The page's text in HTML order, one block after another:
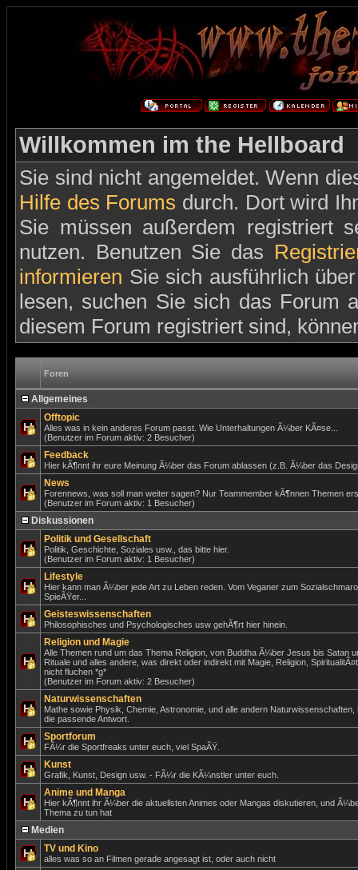
Willkommen im the Hellboard
Sie sind nicht angemeldet. Wenn
Hilfe des Forums durch. Dort wird
Sie müssen außerdem registriert
nutzen. Benutzen Sie das
informieren Sie sich ausführlich
lesen, suchen Sie sich das Forum
diesem Forum registriert sind,
Foren
Allgemeines
Offtopic
Alles was in kein anderes Forum passt. Wie Unterhaltungen Ã¼ber KÃ¤se...
(Benutzer im Forum aktiv: 2 Besucher)
Feedback
Hier kÃ¶nnt ihr eure Meinung Ã¼ber das Forum ablassen (z.B. Ã¼ber das
News
Forennews, was soll man weiter sagen? Nur Teammember kÃ¶nnen Themen
(Benutzer im Forum aktiv: 1 Besucher)
Diskussionen
Politik und Gesellschaft
Politik, Geschichte, Soziales usw., das bitte hier.
(Benutzer im Forum aktiv: 1 Besucher)
Lifestyle
Hier kann man Ã¼ber jede Art zu Leben reden. Vom Veganer zum
SpieÃŸer...
Geisteswissenschaften
Philosophisches und Psychologisches usw gehÃ¶rt hier hinein.
Religion und Magie
Alle Themen rund um das Thema Religion, von Buddha Ã¼ber Jesus bis Satan
Rituale und alles andere, was direkt oder indirekt mit Magie, Religion,
nicht fluchen *g*
(Benutzer im Forum aktiv: 2 Besucher)
Naturwissenschaften
Mathe sowie Physik, Chemie, Astronomie, und alle andern
die passende Antwort.
Sportforum
FÃ¼r die Sportfreaks unter euch, viel SpaÃŸ.
Kunst
Grafik, Kunst, Design usw. - FÃ¼r die KÃ¼nstler unter euch.
Anime und Manga
Hier kÃ¶nnt ihr Ã¼ber die aktuellsten Animes oder Mangas diskutieren, und
Thema zu tun hat
Medien
TV und Kino
alles was so an Filmen gerade angesagt ist, oder auch nicht